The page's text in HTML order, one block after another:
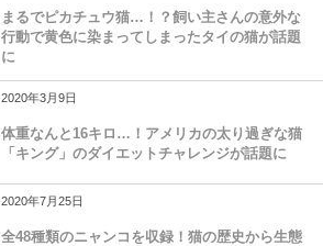
まるでピカチュウ猫…！？飼い主さんの意外な
行動で黄色に染まってしまったタイの猫が話題
に
2020年3月9日
体重なんと16キロ…！アメリカの太り過ぎな猫
「キング」のダイエットチャレンジが話題に
2020年7月25日
全48種類のニャンコを収録！猫の歴史から生態